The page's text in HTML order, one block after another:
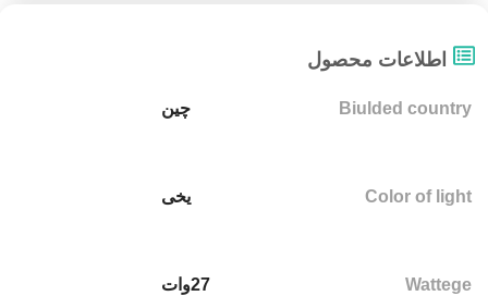
اطلاعات محصول
Biulded country چین
Color of light یخی
Wattege 27وات